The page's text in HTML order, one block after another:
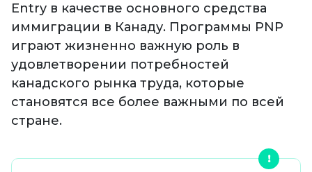
Entry в качестве основного средства
иммиграции в Канаду. Программы PNP
играют жизненно важную роль в
удовлетворении потребностей
канадского рынка труда, которые
становятся все более важными по всей
стране.